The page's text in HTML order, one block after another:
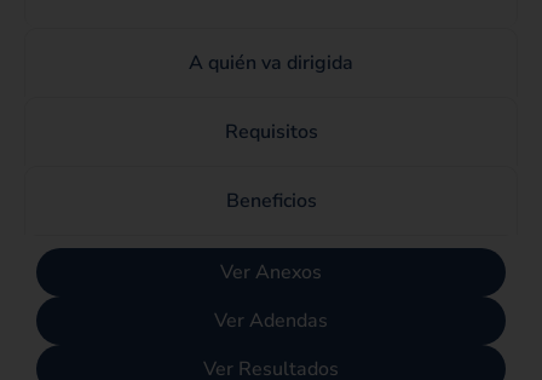
A quién va dirigida
Requisitos
Beneficios
Ver Anexos
Ver Adendas
Ver Resultados